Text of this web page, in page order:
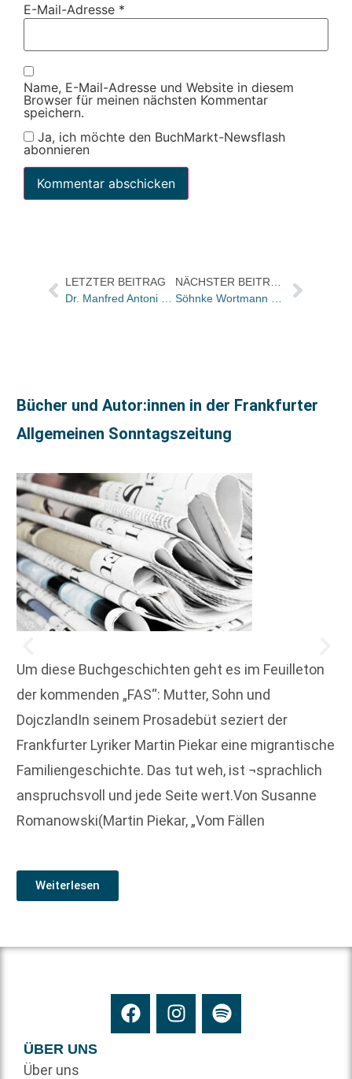
E-Mail-Adresse *
Name, E-Mail-Adresse und Website in diesem
Browser für meinen nächsten Kommentar
speichern.
Ja, ich möchte den BuchMarkt-Newsflash
abonnieren
LETZTER BEITRAG
Dr. Manfred Antoni verlässt Wiley-VCH
NÄCHSTER BEITRAG
Söhnke Wortmann erhält goldenes Buch im Verlag Kiepenheuer & Witsch
Bücher und Autor:innen in der Frankfurter
Allgemeinen Sonntagszeitung
Um diese Buchgeschichten geht es im Feuilleton
der kommenden „FAS“: Mutter, Sohn und
DojczlandIn seinem Prosadebüt seziert der
Frankfurter Lyriker Martin Piekar eine migrantische
Familiengeschichte. Das tut weh, ist ¬sprachlich
anspruchsvoll und jede Seite wert.Von Susanne
Romanowski(Martin Piekar, „Vom Fällen
Weiterlesen
ÜBER UNS
Über uns